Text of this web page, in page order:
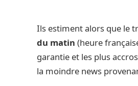
Ils estiment alors que le
du matin (heure
garantie et les plus
la moindre news